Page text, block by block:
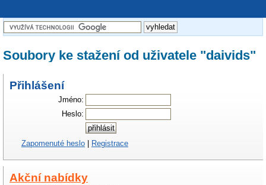
Soubory ke stažení od uživatele "daivids"
Přihlášení
Jméno:
Heslo:
Zapomenuté heslo Registrace
Akční nabídky